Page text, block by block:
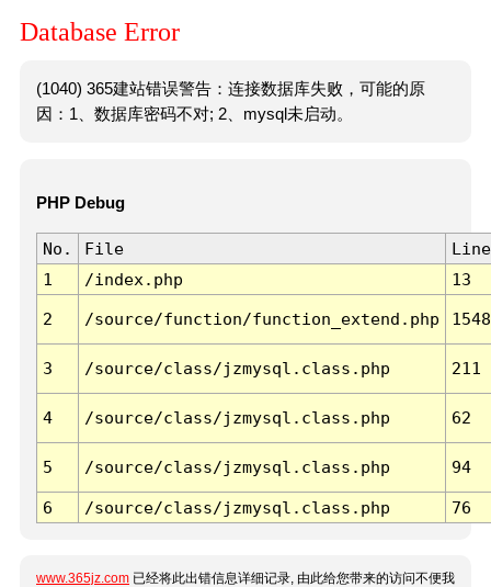
Database Error
(1040) 365建站错误警告：连接数据库失败，可能的原
因：1、数据库密码不对; 2、mysql未启动。
PHP Debug
No. File
Line
1
/index.php 13
2 /source/function/function_extend.php 1548
3 /source/class/jzmysql.class.php 211
4 /source/class/jzmysql.class.php 62
5 /source/class/jzmysql.class.php 94
6 /source/class/jzmysql.class.php 76
www.365jz.com 已经将此出错信息详细记录, 由此给您带来的访问不便我